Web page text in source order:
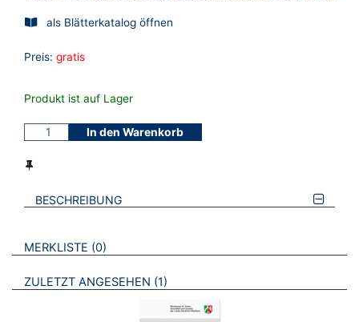
als Blätterkatalog öffnen
Preis: gratis
Produkt ist auf Lager
In den Warenkorb
BESCHREIBUNG
VERWEISE AUF VERMERKTE- ODER ZULETZT ANGESEHENE
MERKLISTE 0 BROSCHÜREN
ZULETZT ANGESEHEN 1 BROSCHÜREN